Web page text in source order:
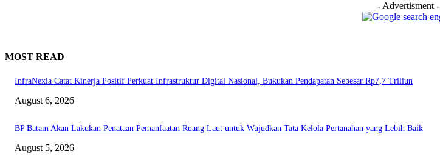
- Advertisment -
MOST READ
InfraNexia Catat Kinerja Positif Perkuat Infrastruktur Digital Nasional, Bukukan Pendapatan Sebesar Rp7,7 Triliun
August 6, 2026
BP Batam Akan Lakukan Penataan Pemanfaatan Ruang Laut untuk Wujudkan Tata Kelola Pertanahan yang Lebih Baik
August 5, 2026